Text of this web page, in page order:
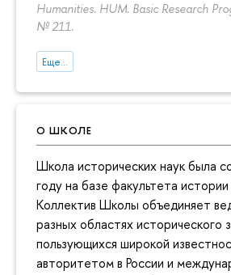
Humanities. HUM. Basic Research
№ 211.
Еще...
О ШКОЛЕ
Школа исторических наук была
году на базе факультета
Коллектив Школы объединяет
разных областях исторического
пользующихся широкой
авторитетом в России и